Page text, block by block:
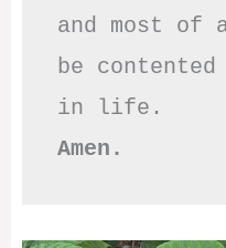
and most of
be
Amen.